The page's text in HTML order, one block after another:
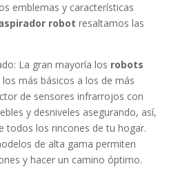
emblemas y características
robot resaltamos las
La gran mayoría los robots
los más básicos a los de más
de sensores infrarrojos con
y desniveles asegurando, así,
todos los rincones de tu hogar.
de alta gama permiten
y hacer un camino óptimo.